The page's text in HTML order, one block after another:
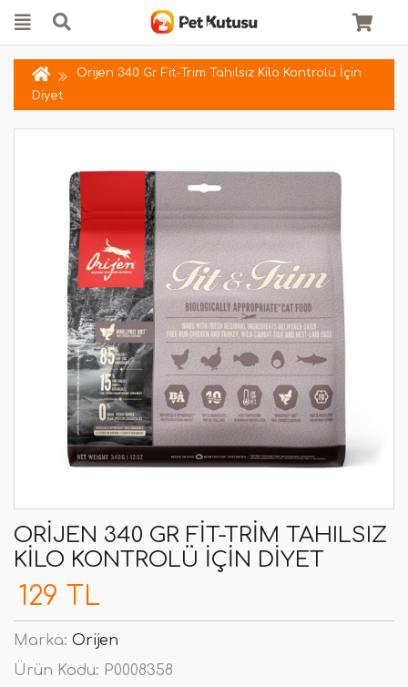
Orijen 340 Gr Fit-Trim Tahılsız Kilo Kontrolü İçin
Diyet
ORIJEN 340 GR FIT-TRIM TAHILSIZ
KILO KONTROLÜ İÇIN DIYET
129 TL
Marka: Orijen
Ürün Kodu: P0008358